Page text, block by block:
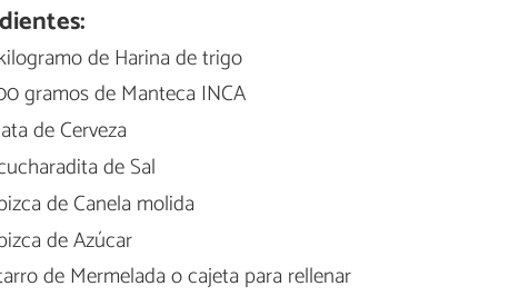
de Harina de trigo
gramos de Manteca INCA
de Cerveza
de Sal
de Canela molida
de Azúcar
de Mermelada o cajeta para rellenar